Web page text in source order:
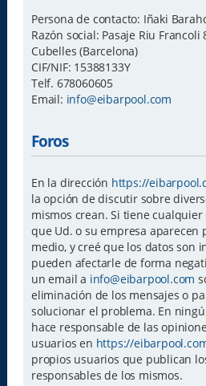
Persona de contacto: Iñaki
Razón social: Pasaje Riu Francoli
Cubelles (Barcelona)
CIF/NIF: 15388133Y
Telf. 678060605
Email: info@eibarpool.com
Foros
En la dirección https://
la opción de discutir sobre
mismos crean. Si tiene
que Ud. o su empresa aparecen
medio, y creé que los datos son
pueden afectarle de forma
un email a info@eibarpool.com
eliminación de los mensajes o
solucionar el problema. En
hace responsable de las
usuarios en https://
propios usuarios que publican
responsables de los mismos.